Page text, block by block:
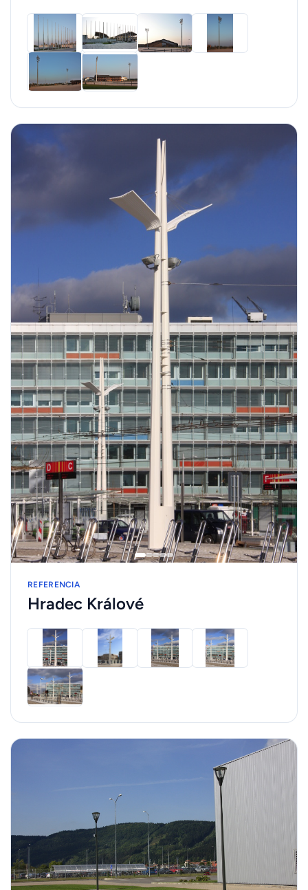
REFERENCIA
Hradec Králové